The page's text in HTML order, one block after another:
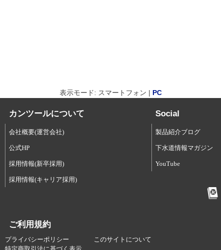
表示モード: スマートフォン | PC
カンツールについて
会社概要(運営会社)
公式HP
採用情報(新卒採用)
採用情報(キャリア採用)
Social
製品紹介ブログ
下水道情報マガジン
YouTube
ご利用規約
プライバシーポリシー
このサイトについて